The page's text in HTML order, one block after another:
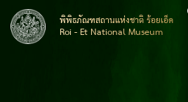
พิพิธภัณฑสถานแห่งชาติ ร้อยเอ็ด
Roi - Et National Museum